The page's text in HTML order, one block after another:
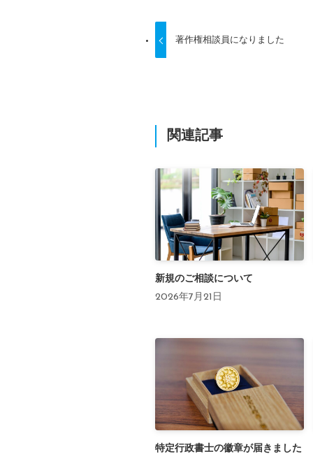
著作権相談員になりました
関連記事
新規のご相談について
2026年7月21日
特定行政書士の徽章が届きました